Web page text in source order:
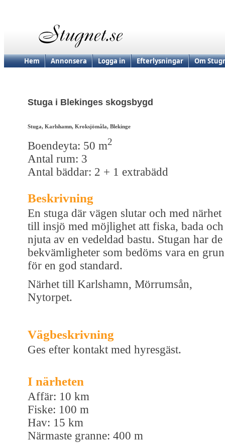
Hem Annonsera Logga in Efterlysningar Om
Stuga i Blekinges skogsbygd
Stuga, Karlshamn, Kroksjömåla, Blekinge
Boendeyta: 50 m2
Antal rum: 3
Antal bäddar: 2 + 1 extrabädd
Beskrivning
En stuga där vägen slutar och med närhet
till insjö med möjlighet att fiska, bada och
njuta av en vedeldad bastu. Stugan har de
bekvämligheter som bedöms vara en
för en god standard.
Närhet till Karlshamn, Mörrumsån,
Nytorpet.
Vägbeskrivning
Ges efter kontakt med hyresgäst.
I närheten
Affär: 10 km
Fiske: 100 m
Hav: 15 km
Närmaste granne: 400 m